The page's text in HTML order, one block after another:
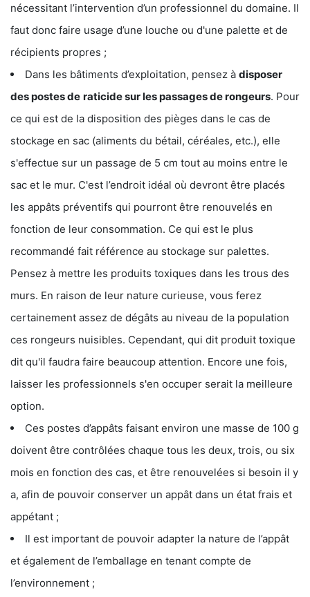
nécessitant l’intervention d’un professionnel du domaine. Il
faut donc faire usage d’une louche ou d'une palette et de
récipients propres ;
Dans les bâtiments d’exploitation, pensez à disposer
des postes de raticide sur les passages de rongeurs. Pour
ce qui est de la disposition des pièges dans le cas de
stockage en sac (aliments du bétail, céréales, etc.), elle
s'effectue sur un passage de 5 cm tout au moins entre le
sac et le mur. C'est l’endroit idéal où devront être placés
les appâts préventifs qui pourront être renouvelés en
fonction de leur consommation. Ce qui est le plus
recommandé fait référence au stockage sur palettes.
Pensez à mettre les produits toxiques dans les trous des
murs. En raison de leur nature curieuse, vous ferez
certainement assez de dégâts au niveau de la population
ces rongeurs nuisibles. Cependant, qui dit produit toxique
dit qu'il faudra faire beaucoup attention. Encore une fois,
laisser les professionnels s'en occuper serait la meilleure
option.
Ces postes d’appâts faisant environ une masse de 100 g
doivent être contrôlées chaque tous les deux, trois, ou six
mois en fonction des cas, et être renouvelées si besoin il y
a, afin de pouvoir conserver un appât dans un état frais et
appétant ;
Il est important de pouvoir adapter la nature de l’appât
et également de l’emballage en tenant compte de
l’environnement ;